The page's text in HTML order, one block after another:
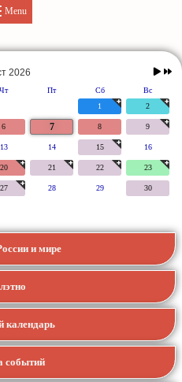
Menu
год
месяц
2026
Чт Пт Сб
Вс
1
2
6 7 8 9
13 14 15 16
20 21 22 23
27 28 29 30
и мире
календарь
событий